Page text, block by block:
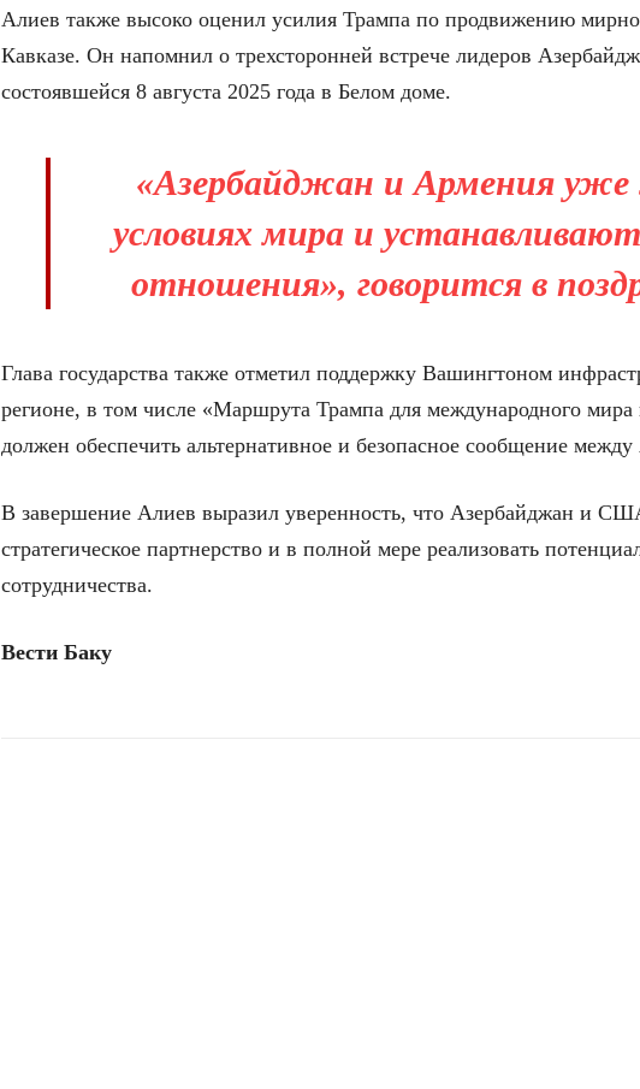
Алиев также высоко оценил усилия Трампа по продвижению
Кавказе. Он напомнил о трехсторонней встрече лидеров
состоявшейся 8 августа 2025 года в Белом доме.
«Азербайджан и Армения
условиях мира и
отношения», говорится в
Глава государства также отметил поддержку Вашингтоном
регионе, в том числе «Маршрута Трампа для международного
должен обеспечить альтернативное и безопасное сообщение
В завершение Алиев выразил уверенность, что Азербайджан и
стратегическое партнерство и в полной мере реализовать
сотрудничества.
Вести Баку